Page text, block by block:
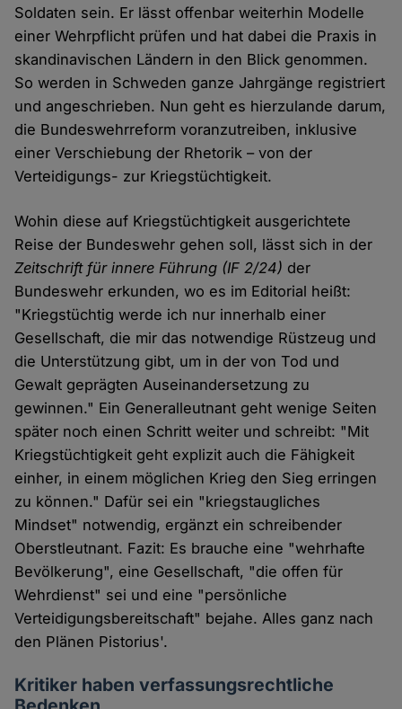
Soldaten sein. Er lässt offenbar weiterhin Modelle
einer Wehrpflicht prüfen und hat dabei die Praxis in
skandinavischen Ländern in den Blick genommen.
So werden in Schweden ganze Jahrgänge registriert
und angeschrieben. Nun geht es hierzulande darum,
die Bundeswehrreform voranzutreiben, inklusive
einer Verschiebung der Rhetorik – von der
Verteidigungs- zur Kriegstüchtigkeit.
Wohin diese auf Kriegstüchtigkeit ausgerichtete
Reise der Bundeswehr gehen soll, lässt sich in der
Zeitschrift für innere Führung (IF 2/24) der
Bundeswehr erkunden, wo es im Editorial heißt:
"Kriegstüchtig werde ich nur innerhalb einer
Gesellschaft, die mir das notwendige Rüstzeug und
die Unterstützung gibt, um in der von Tod und
Gewalt geprägten Auseinandersetzung zu
gewinnen." Ein Generalleutnant geht wenige Seiten
später noch einen Schritt weiter und schreibt: "Mit
Kriegstüchtigkeit geht explizit auch die Fähigkeit
einher, in einem möglichen Krieg den Sieg erringen
zu können." Dafür sei ein "kriegstaugliches
Mindset" notwendig, ergänzt ein schreibender
Oberstleutnant. Fazit: Es brauche eine "wehrhafte
Bevölkerung", eine Gesellschaft, "die offen für
Wehrdienst" sei und eine "persönliche
Verteidigungsbereitschaft" bejahe. Alles ganz nach
den Plänen Pistorius'.
Kritiker haben verfassungsrechtliche